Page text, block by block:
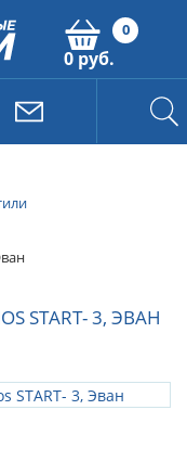
0
0 руб.
START- 3, ЭВАН